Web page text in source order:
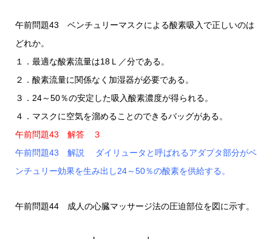
午前問題43 ベンチュリーマスクによる酸素吸入で正しいのは
どれか。
１．最適な酸素流量は18Ｌ／分である。
２．酸素流量に関係なく加湿器が必要である。
３．24～50％の安定した吸入酸素濃度が得られる。
４．マスクに空気を溜めることのできるバッグがある。
午前問題43 解答 ３
午前問題43 解説 ダイリュータと呼ばれるアダプタ部分がベ
ンチュリー効果を生み出し24～50％の酸素を供給する。
午前問題44 成人の心臓マッサージ法の圧迫部位を図に示す。